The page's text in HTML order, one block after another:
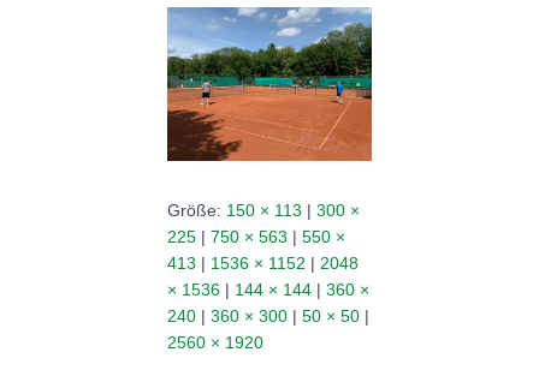
Größe: 150 × 113 | 300 ×
225 | 750 × 563 | 550 ×
413 | 1536 × 1152 | 2048
× 1536 | 144 × 144 | 360 ×
240 | 360 × 300 | 50 × 50 |
2560 × 1920